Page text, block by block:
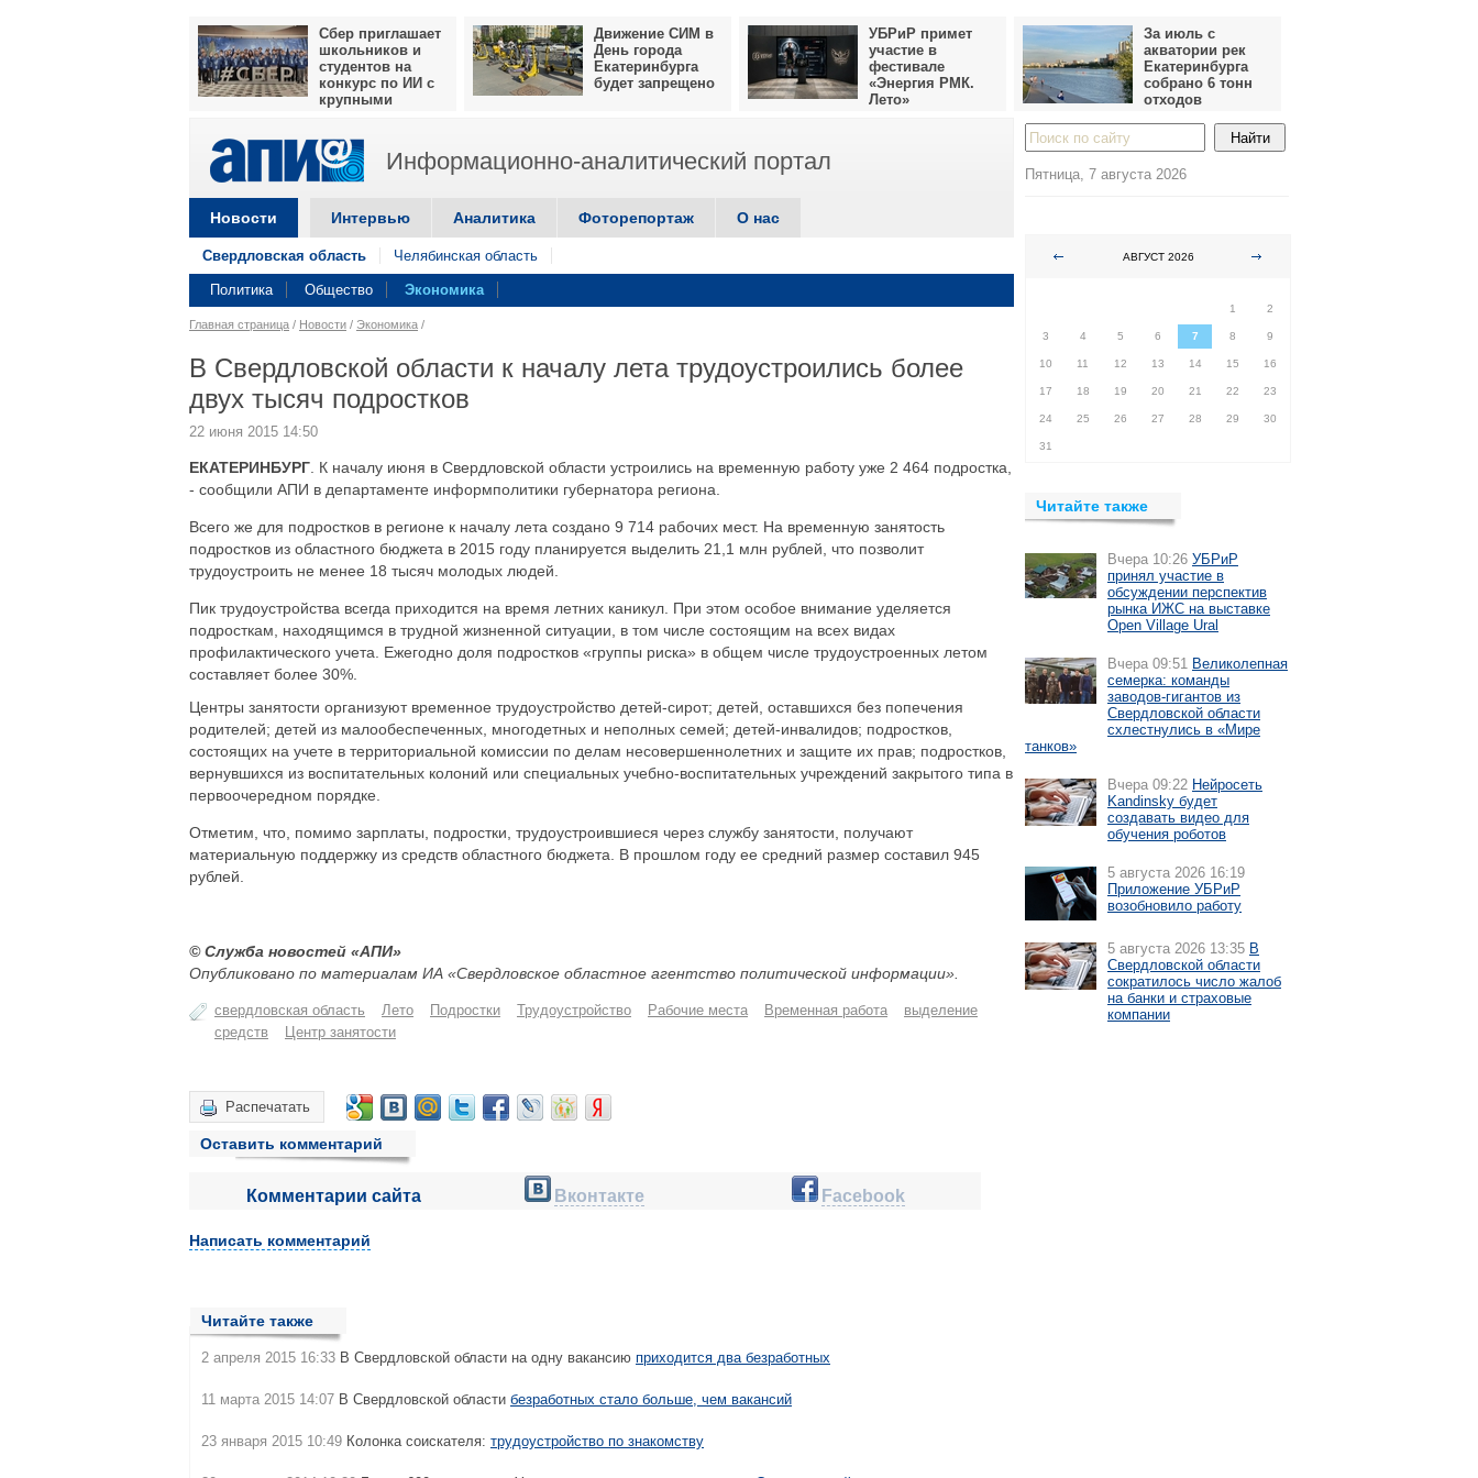
Сбер приглашает
школьников и
студентов на
конкурс по ИИ с
крупными
Движение СИМ в
День города
Екатеринбурга
будет запрещено
УБРиР примет
участие в
фестивале
«Энергия РМК.
Лето»
За июль с
акватории рек
Екатеринбурга
собрано 6 тонн
отходов
Информационно-аналитический портал
Новости Интервью Аналитика Фоторепортаж О нас
Свердловская область Челябинская область
Политика Общество Экономика
Главная страница / Новости / Экономика /
В Свердловской области к началу лета трудоустроились более
двух тысяч подростков
22 июня 2015 14:50
ЕКАТЕРИНБУРГ . К началу июня в Свердловской области устроились на временную работу уже 2 464 подростка,
- сообщили АПИ в департаменте информполитики губернатора региона.
Всего же для подростков в регионе к началу лета создано 9 714 рабочих мест. На временную занятость
подростков из областного бюджета в 2015 году планируется выделить 21,1 млн рублей, что позволит
трудоустроить не менее 18 тысяч молодых людей.
Пик трудоустройства всегда приходится на время летних каникул. При этом особое внимание уделяется
подросткам, находящимся в трудной жизненной ситуации, в том числе состоящим на всех видах
профилактического учета. Ежегодно доля подростков «группы риска» в общем числе трудоустроенных летом
составляет более 30%.
Центры занятости организуют временное трудоустройство детей-сирот; детей, оставшихся без попечения
родителей; детей из малообеспеченных, многодетных и неполных семей; детей-инвалидов; подростков,
состоящих на учете в территориальной комиссии по делам несовершеннолетних и защите их прав; подростков,
вернувшихся из воспитательных колоний или специальных учебно-воспитательных учреждений закрытого типа в
первоочередном порядке.
Отметим, что, помимо зарплаты, подростки, трудоустроившиеся через службу занятости, получают
материальную поддержку из средств областного бюджета. В прошлом году ее средний размер составил 945
рублей.
© Служба новостей «АПИ»
Опубликовано по материалам ИА «Свердловское областное агентство политической информации».
свердловская область Лето Подростки Трудоустройство Рабочие места Временная работа
выделение
средств
Центр занятости
Распечатать
Оставить комментарий
Комментарии сайта Вконтакте Facebook
Написать комментарий
Читайте также
2 апреля 2015 16:33 В Свердловской области на одну вакансию приходится два безработных
11 марта 2015 14:07 В Свердловской области безработных стало больше, чем вакансий
23 января 2015 10:49 Колонка соискателя: трудоустройство по знакомству
Пятница, 7 августа 2026
АВГУСТ 2026
1
2
3 4 5 6 7 8 9
10 11 12 13 14 15 16
17 18 19 20 21 22 23
24 25 26 27 28 29 30
31
Читайте также
Вчера 10:26 УБРиР
принял участие в
обсуждении перспектив
рынка ИЖС на выставке
Open Village Ural
Вчера 09:51 Великолепная
семерка: команды
заводов-гигантов из
Свердловской области
схлестнулись в «Мире
танков»
Вчера 09:22 Нейросеть
Kandinsky будет
создавать видео для
обучения роботов
5 августа 2026 16:19
Приложение УБРиР
возобновило работу
5 августа 2026 13:35 В
Свердловской области
сократилось число жалоб
на банки и страховые
компании